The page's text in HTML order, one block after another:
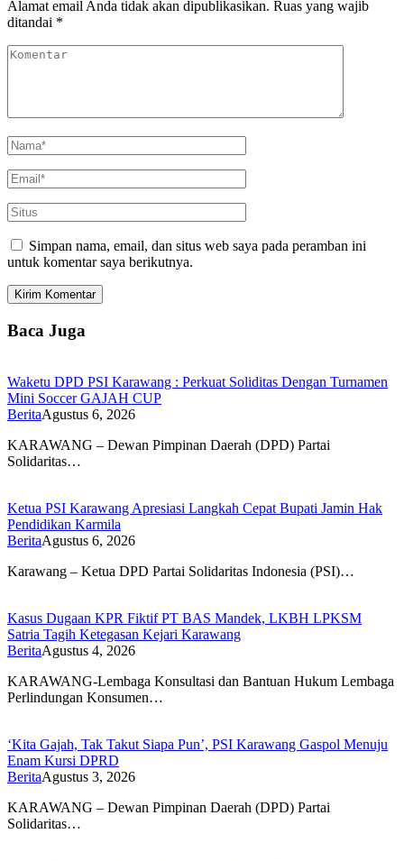
Alamat email Anda tidak akan dipublikasikan. Ruas yang wajib
ditandai *
Simpan nama, email, dan situs web saya pada peramban ini
untuk komentar saya berikutnya.
Baca Juga
Waketu DPD PSI Karawang : Perkuat Soliditas Dengan Turnamen
Mini Soccer GAJAH CUP
BeritaAgustus 6, 2026
KARAWANG – Dewan Pimpinan Daerah (DPD) Partai
Solidaritas…
Ketua PSI Karawang Apresiasi Langkah Cepat Bupati Jamin Hak
Pendidikan Karmila
BeritaAgustus 6, 2026
Karawang – Ketua DPD Partai Solidaritas Indonesia (PSI)…
Kasus Dugaan KPR Fiktif PT BAS Mandek, LKBH LPKSM
Satria Tagih Ketegasan Kejari Karawang
BeritaAgustus 4, 2026
KARAWANG-Lembaga Konsultasi dan Bantuan Hukum Lembaga
Perlindungan Konsumen…
‘Kita Gajah, Tak Takut Siapa Pun’, PSI Karawang Gaspol Menuju
Enam Kursi DPRD
BeritaAgustus 3, 2026
KARAWANG – Dewan Pimpinan Daerah (DPD) Partai
Solidaritas…